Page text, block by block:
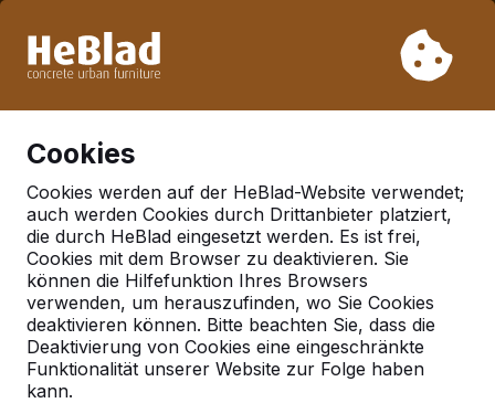
Woche 33 nicht. Bitte berücksichtigen Sie daher längere
Cookies
Cookies werden auf der HeBlad-Website verwendet;
auch werden Cookies durch Drittanbieter platziert,
die durch HeBlad eingesetzt werden. Es ist frei,
Cookies mit dem Browser zu deaktivieren. Sie
können die Hilfefunktion Ihres Browsers
verwenden, um herauszufinden, wo Sie Cookies
deaktivieren können. Bitte beachten Sie, dass die
Deaktivierung von Cookies eine eingeschränkte
Funktionalität unserer Website zur Folge haben
kann.
Deutschland
Referenties in:Morsbach